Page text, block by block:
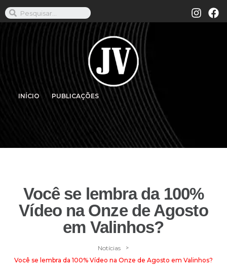
INÍCIO PUBLICAÇÕES
Você se lembra da 100%
Vídeo na Onze de Agosto
em Valinhos?
Notícias >
Você se lembra da 100% Vídeo na Onze de Agosto em Valinhos?